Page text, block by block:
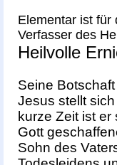
Elementar ist für
Verfasser des
Heilvolle
Seine
Jesus stellt
kurze Zeit ist
Gott
Sohn des